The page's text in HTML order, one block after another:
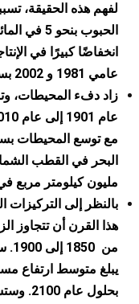
الحبوب
عامي 1981 و 2002 بسبب المناخ الأكثر دفئًا.
زاد دفء المحيطات،
مع توسع المحيطات
مليون كيلومتر مربع
بالنظر إلى التركيزات
من
بحلول